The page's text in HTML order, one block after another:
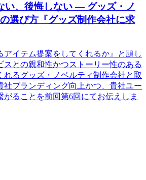
い、後悔しない ― グッズ・ノ
選び方『グッズ制作会社に求
アイテム提案をしてくれるか』と題し
スとの親和性かつストーリー性のある
れるグッズ・ノベルティ制作会社と取
社ブランディング向上かつ、貴社ユー
ることを前回第6回にてお伝えしま